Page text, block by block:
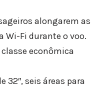
alongarem as
Wi-Fi durante o voo.
econômica
32″, seis áreas para